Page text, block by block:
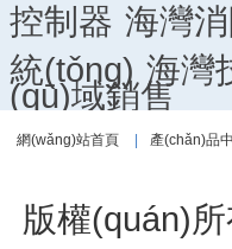
控制器 海灣
統(tǒng) 海灣
(qū)域銷售
網(wǎng)站首頁 產(chǎn)品
版權(quán)